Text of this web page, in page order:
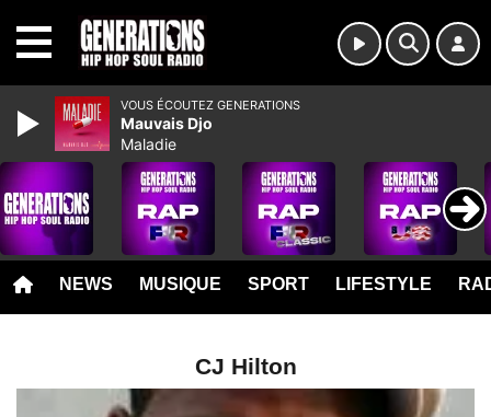
NEWS MUSIQUE SPORT LIFESTYLE
CJ Hilton
VOUS ÉCOUTEZ GENERATIONS
Mauvais Djo
Maladie